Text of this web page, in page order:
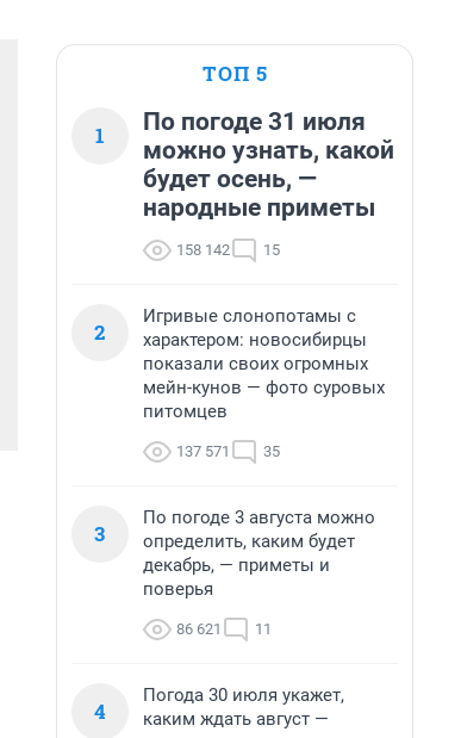
ТОП 5
1
По погоде 31 июля
можно узнать, какой
будет осень, —
народные приметы
158 142 15
2
Игривые слонопотамы с
характером: новосибирцы
показали своих огромных
мейн-кунов — фото суровых
питомцев
137 571 35
3
По погоде 3 августа можно
определить, каким будет
декабрь, — приметы и
поверья
86 621 11
4
Погода 30 июля укажет,
каким ждать август —